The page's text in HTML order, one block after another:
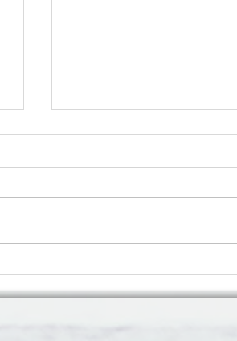
Concerto Cênico “O
de Pe. João Mohana”
ingressos populares